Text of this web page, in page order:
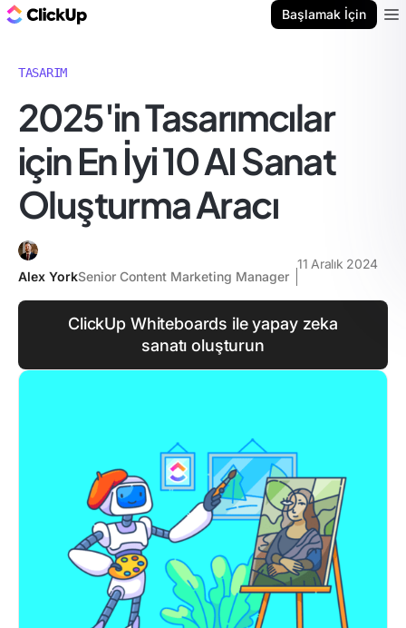
Başlamak İçin
TASARIM
2025'in Tasarımcılar
için En İyi 10 AI Sanat
Oluşturma Aracı
Alex YorkSenior Content Marketing Manager
11 Aralık 2024
ClickUp Whiteboards ile yapay zeka
sanatı oluşturun